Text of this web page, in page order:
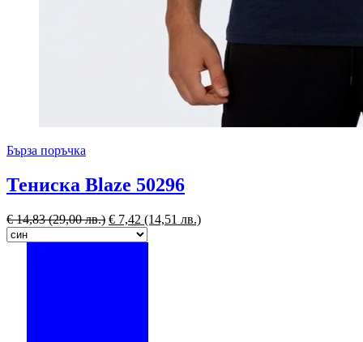
Бърза поръчка
Тениска Blaze 50296
€14,83(29,00 лв.) € 7,42 (14,51 лв.)